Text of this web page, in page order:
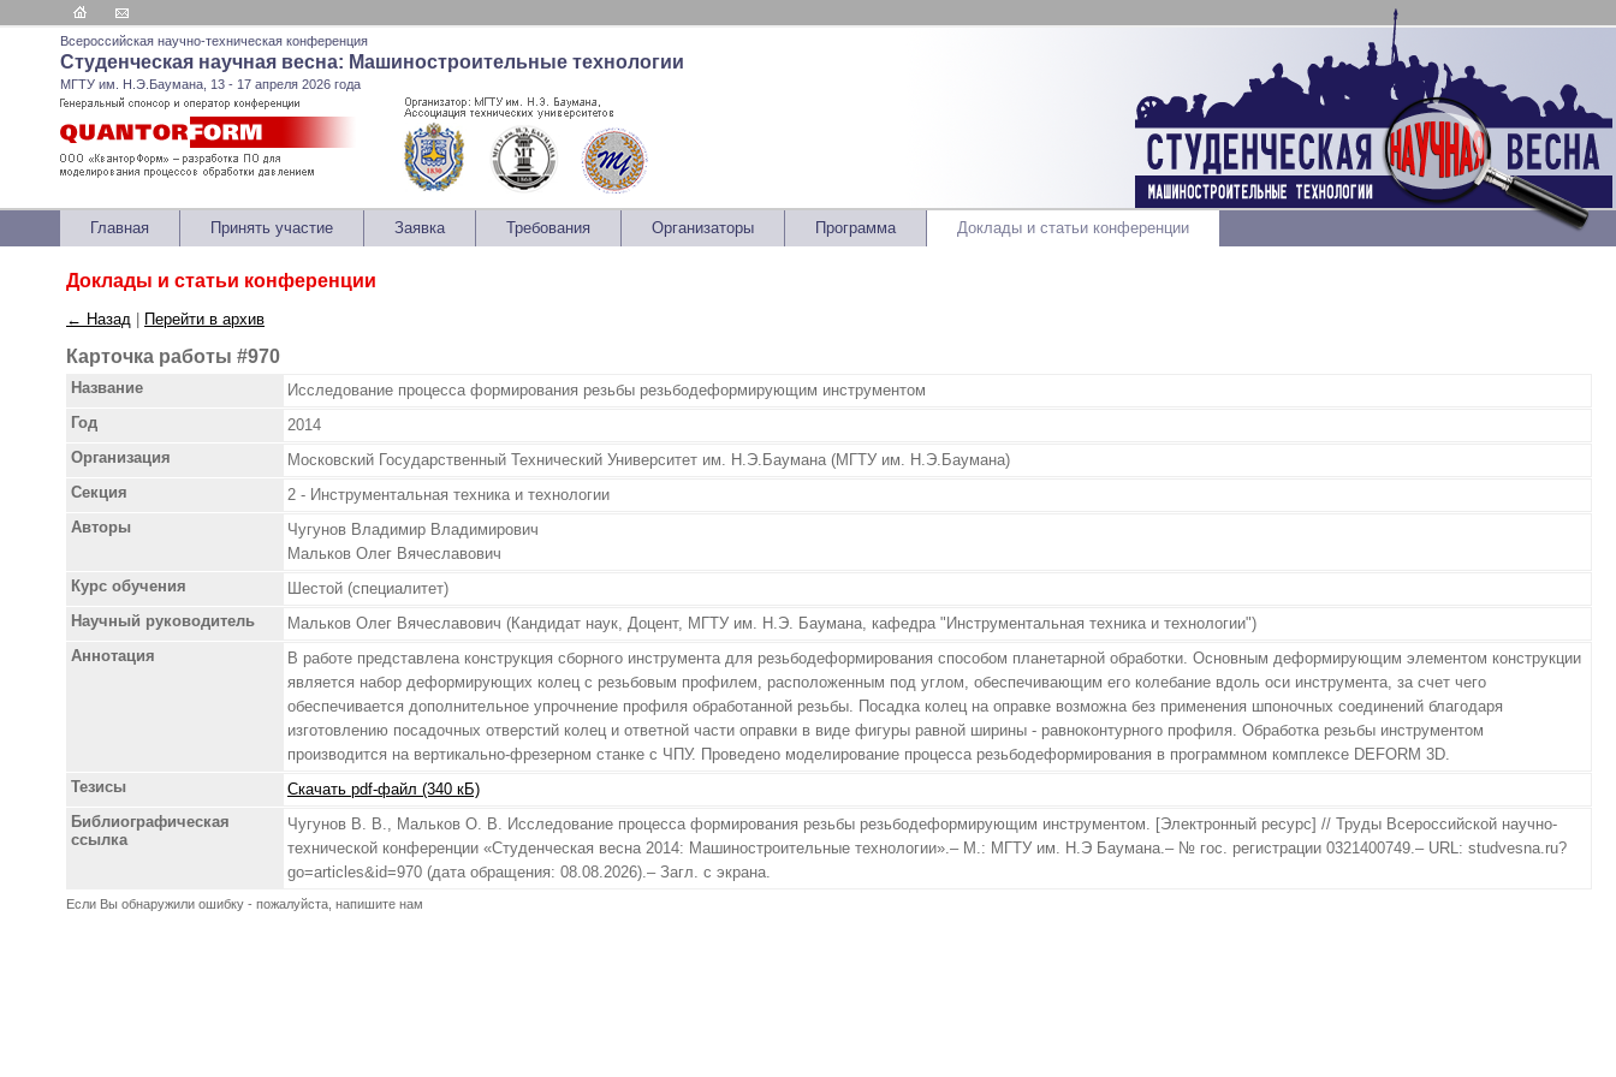
Всероссийская научно-техническая конференция
Студенческая научная весна: Машиностроительные технологии
МГТУ им. Н.Э.Баумана, 13 - 17 апреля 2026 года
Главная Принять участие Заявка Требования Организаторы Программа Доклады и статьи конференции
Доклады и статьи конференции
← Назад Перейти в архив
Карточка работы #970
Название
Исследование процесса формирования резьбы резьбодеформирующим инструментом
Год
2014
Организация
Московский Государственный Технический Университет им. Н.Э.Баумана (МГТУ им. Н.Э.Баумана)
Секция
2 - Инструментальная техника и технологии
Авторы
Чугунов Владимир Владимирович
Мальков Олег Вячеславович
Курс обучения
Шестой (специалитет)
Научный руководитель
Мальков Олег Вячеславович (Кандидат наук, Доцент, МГТУ им. Н.Э. Баумана, кафедра "Инструментальная техника и технологии")
Аннотация
В работе представлена конструкция сборного инструмента для резьбодеформирования способом планетарной обработки. Основным деформирующим элементом конструкции
является набор деформирующих колец с резьбовым профилем, расположенным под углом, обеспечивающим его колебание вдоль оси инструмента, за счет чего
обеспечивается дополнительное упрочнение профиля обработанной резьбы. Посадка колец на оправке возможна без применения шпоночных соединений благодаря
изготовлению посадочных отверстий колец и ответной части оправки в виде фигуры равной ширины - равноконтурного профиля. Обработка резьбы инструментом
производится на вертикально-фрезерном станке с ЧПУ. Проведено моделирование процесса резьбодеформирования в программном комплексе DEFORM 3D.
Тезисы
Скачать pdf-файл (340 кБ)
Библиографическая
ссылка
Чугунов В. В., Мальков О. В. Исследование процесса формирования резьбы резьбодеформирующим инструментом. [Электронный ресурс] // Труды Всероссийской научно-
технической конференции «Студенческая весна 2014: Машиностроительные технологии».– М.: МГТУ им. Н.Э Баумана.– № гос. регистрации 0321400749.– URL: studvesna.ru?
go=articles&id=970 (дата обращения: 08.08.2026).– Загл. с экрана.
Если Вы обнаружили ошибку - пожалуйста, напишите нам